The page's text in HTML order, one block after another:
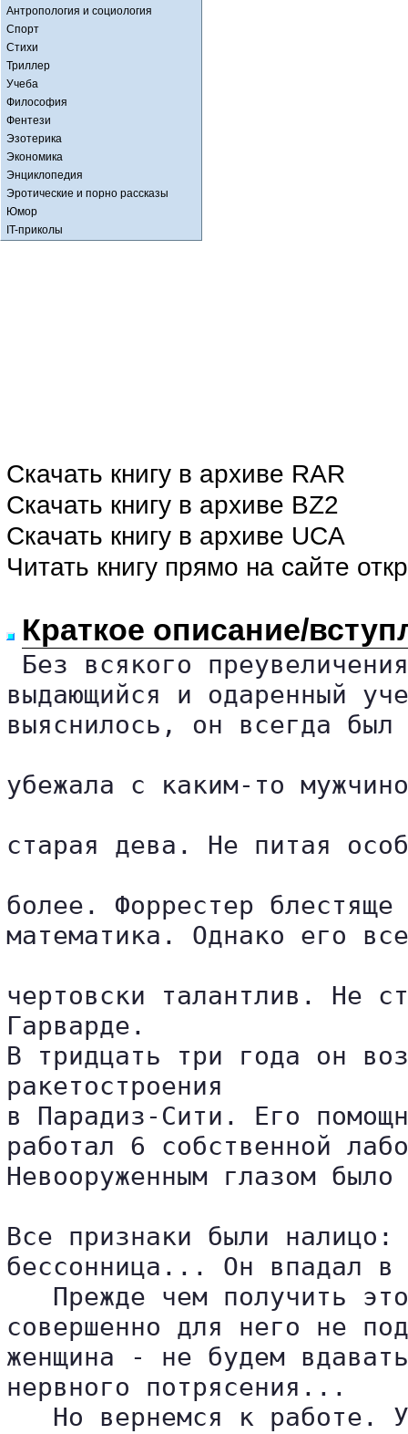
Антропология и социология
Спорт
Стихи
Триллер
Учеба
Философия
Фентези
Эзотерика
Экономика
Энциклопедия
Эротические и порно рассказы
Юмор
IT-приколы
Скачать книгу в архиве RAR
Скачать книгу в архиве BZ2
Скачать книгу в архиве UCA
Читать книгу прямо на сайте
Краткое описание/
Без всякого
выдающийся и одаренный
выяснилось, он всегда
убежала с каким-то
старая дева. Не питая
более. Форрестер
математика. Однако его
чертовски талантлив. Не
Гарварде.
В тридцать три года он
ракетостроения
в Парадиз-Сити. Его
работал 6 собственной
Невооруженным глазом
Все признаки были налицо:
бессонница... Он впадал в
Прежде чем получить
совершенно для него не
женщина - не будем
нервного потрясения...
Но вернемся к работе.